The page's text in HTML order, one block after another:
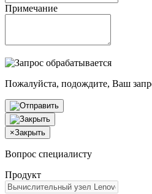
Примечание
Пожалуйста, подождите, Ваш
×Закрыть
Вопрос специалисту
Продукт